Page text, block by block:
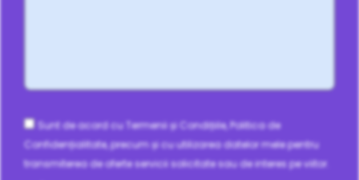
Consent
Sunt de acord cu Termenii și Condițiile, Politica de
Confidențialitate, precum și cu utilizarea datelor mele pentru
transmiterea de oferte servicii solicitate sau de interes pe viitor.